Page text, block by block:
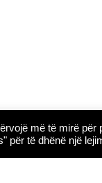
më të mirë
për të dhënë një